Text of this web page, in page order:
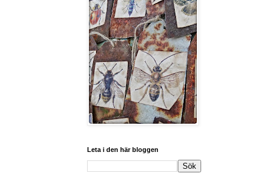
Leta i den här bloggen